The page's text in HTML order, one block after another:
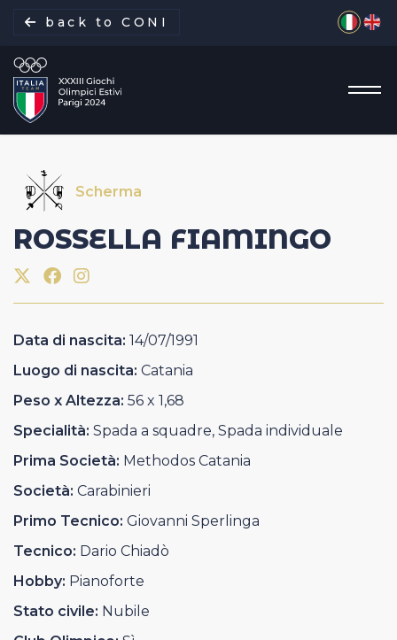
back to CONI
La missione
Italia Team
Discipline
Gare
Casa Italia
News
Media
Scherma
ROSSELLA FIAMINGO
Data di nascita: 14/07/1991
Luogo di nascita: Catania
Peso x Altezza: 56 x 1,68
Specialità: Spada a squadre, Spada individuale
Prima Società: Methodos Catania
Società: Carabinieri
Primo Tecnico: Giovanni Sperlinga
Tecnico: Dario Chiadò
Hobby: Pianoforte
Stato civile: Nubile